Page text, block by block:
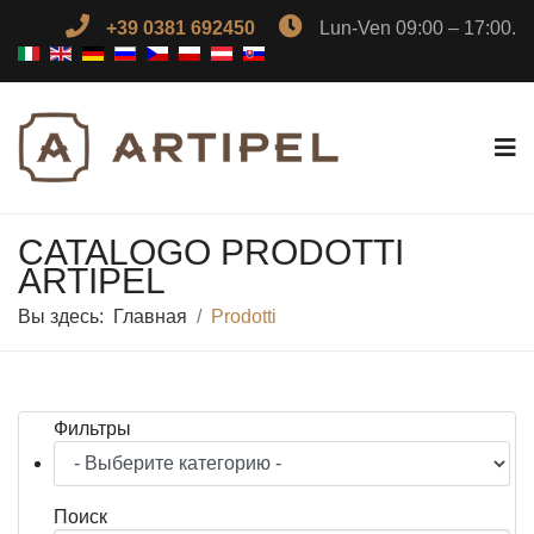
+39 0381 692450 Lun-Ven 09:00 – 17:00.
CATALOGO PRODOTTI
ARTIPEL
Вы здесь: Главная Prodotti
Фильтры
Поиск